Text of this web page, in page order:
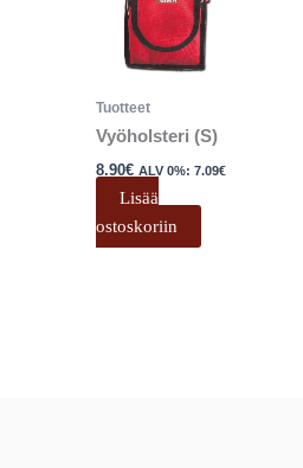
Tuotteet
Vyöholsteri (S)
8.90€ ALV 0%:7.09€
Lisää
ostoskoriin